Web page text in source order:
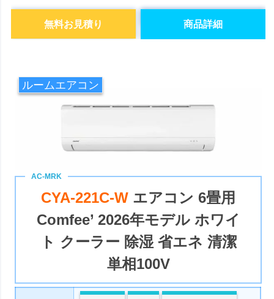
商品詳細
無料お見積り
ルームエアコン
CYA-221C-W エアコン 6畳用
Comfee’ 2026年モデル ホワイ
ト クーラー 除湿 省エネ 清潔
単相100V